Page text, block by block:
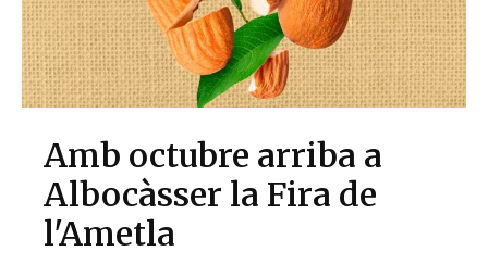
Amb octubre arriba a
Albocàsser la Fira de
l'Ametla